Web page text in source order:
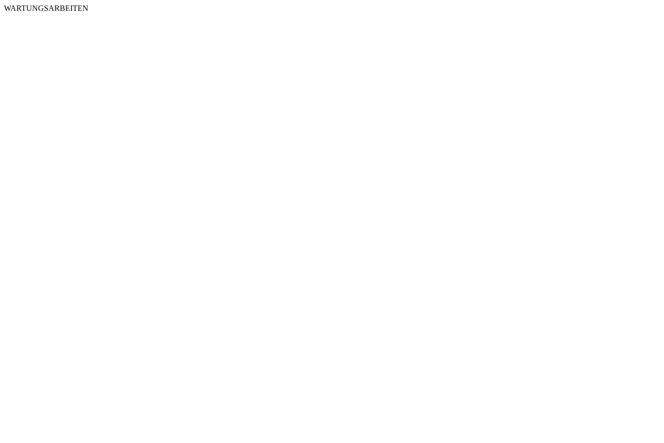
WARTUNGSARBEITEN